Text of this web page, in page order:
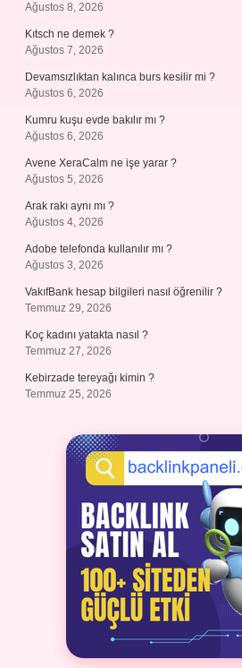
Ağustos 8, 2026
Kıtsch ne demek ?
Ağustos 7, 2026
Devamsızlıktan kalınca burs kesilir mi ?
Ağustos 6, 2026
Kumru kuşu evde bakılır mı ?
Ağustos 6, 2026
Avene XeraCalm ne işe yarar ?
Ağustos 5, 2026
Arak rakı aynı mı ?
Ağustos 4, 2026
Adobe telefonda kullanılır mı ?
Ağustos 3, 2026
VakıfBank hesap bilgileri nasıl öğrenilir ?
Temmuz 29, 2026
Koç kadını yatakta nasıl ?
Temmuz 27, 2026
Kebirzade tereyağı kimin ?
Temmuz 25, 2026